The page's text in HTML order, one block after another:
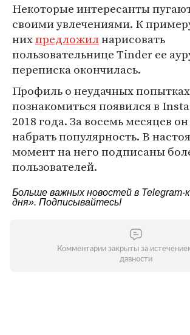
Некоторые интересанты
своими увлечениями. К
нихпредложилнарисовать
пользовательнице Tinder ее
переписка окончилась.
Профиль о неудачных попытках
познакомиться появился в
2018 года. За восемь месяцев
набрать популярность. В
момент на него подписаны
пользователей.
Больше важных новостей в Telegram-
дня». Подписывайтесь!
Комментарии закрыты за
давности